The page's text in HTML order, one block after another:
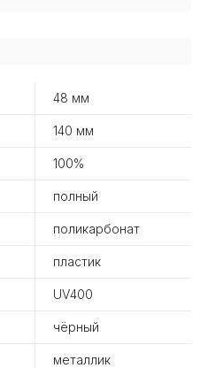
48 мм
140 мм
100%
полный
поликарбонат
пластик
UV400
чёрный
металлик